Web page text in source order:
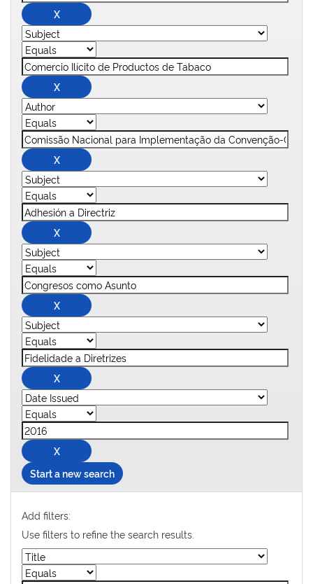
Start a new search
Add filters:
Use filters to refine the search results.